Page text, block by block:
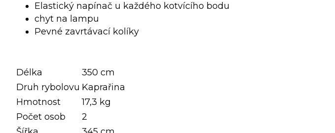
Elastický napínač u každého kotvícího bodu
chyt na lampu
Pevné zavrtávací kolíky
Délka
350 cm
Druh rybolovu Kaprařina
Hmotnost
17,3 kg
Počet osob
2